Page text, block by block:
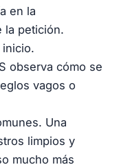
en la
la petición.
observa cómo se
vagos o
Una
limpios y
mucho más